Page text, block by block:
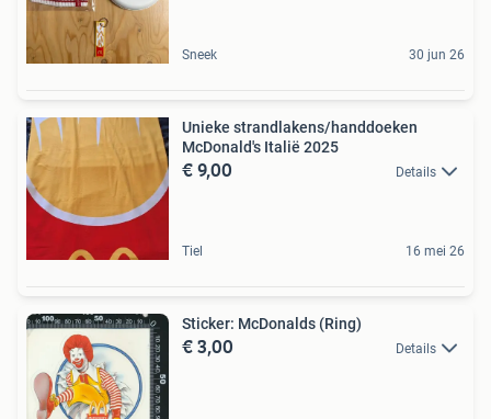
Sneek 30 jun 26
Unieke strandlakens/handdoeken
McDonald's Italië 2025
€ 9,00 Details
Tiel 16 mei 26
Sticker: McDonalds (Ring)
€ 3,00 Details